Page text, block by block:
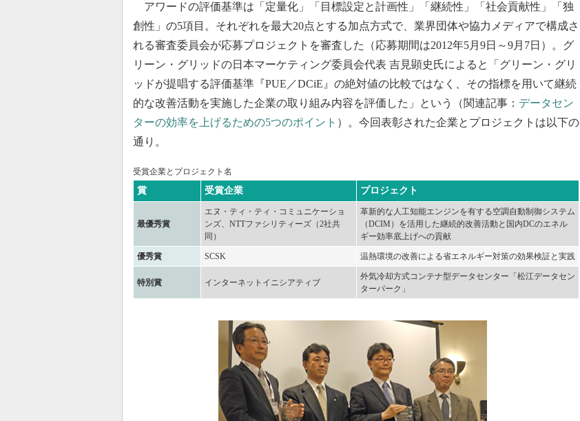
アワードの評価基準は「定量化」「目標設定と計画性」「継続性」「社会貢献性」「独
創性」の5項目。それぞれを最大20点とする加点方式で、業界団体や協力メディアで構成さ
れる審査委員会が応募プロジェクトを審査した（応募期間は2012年5月9日～9月7日）。グ
リーン・グリッドの日本マーケティング委員会代表 吉見顕史氏によると「グリーン・グリ
ッドが提唱する評価基準『PUE／DCiE』の絶対値の比較ではなく、その指標を用いて継続
的な改善活動を実施した企業の取り組み内容を評価した」という（関連記事： データセン
ターの効率を上げるための5つのポイント ）。今回表彰された企業とプロジェクトは以下の
通り。
受賞企業とプロジェクト名
賞 受賞企業 プロジェクト
最優秀賞
エヌ・ティ・ティ・コミュニケーショ
ンズ、NTTファシリティーズ（2社共
同）
革新的な人工知能エンジンを有する空調自動制御システム
（DCIM）を活用した継続的改善活動と国内DCのエネル
ギー効率底上げへの貢献
優秀賞 SCSK 温熱環境の改善による省エネルギー対策の効果検証と実践
特別賞 インターネットイニシアティブ
外気冷却方式コンテナ型データセンター「松江データセン
ターパーク」